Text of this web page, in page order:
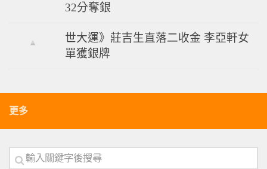
32分奪銀
世大運》莊吉生直落二收金 李亞軒女
單獲銀牌
更多